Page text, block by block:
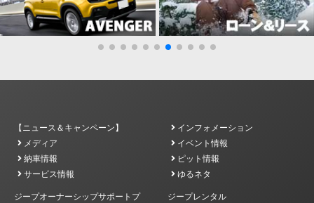
【ニュース＆キャンペーン】
インフォメーション
メディア
イベント情報
納車情報
ピット情報
サービス情報
ゆるネタ
ジープオーナーシップサポートプ
ジープレンタル